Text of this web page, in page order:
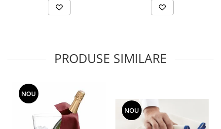
PRODUSE SIMILARE
NOU
NOU